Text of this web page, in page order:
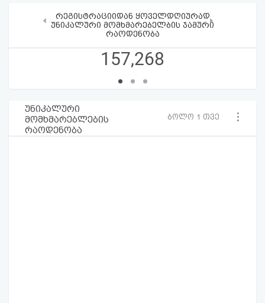
რეგისტრაციიდან ყოველდღიურად
უნიკალური მომხმარებელბის ჯამური
რაოდენობა
157,268
‹ ›
უნიკალური
მომხმარებლების
რაოდენობა
ბოლო 1 თვე